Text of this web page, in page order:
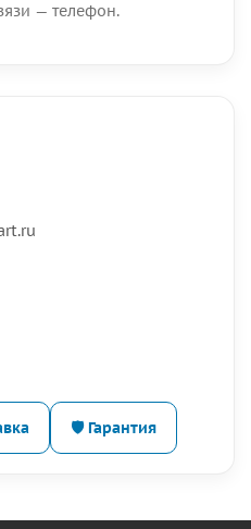
— телефон.
🛡️ Гарантия